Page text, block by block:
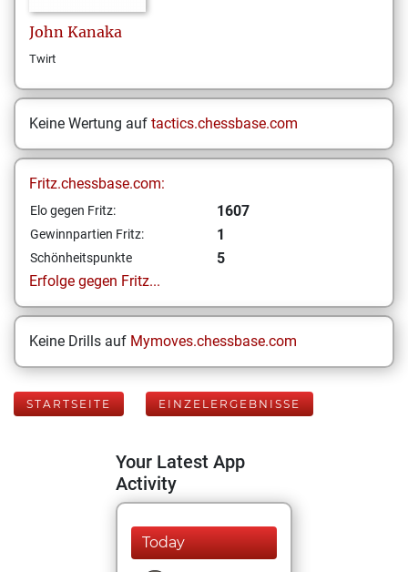
John Kanaka
Twirt
Keine Wertung auf tactics.chessbase.com
Fritz.chessbase.com:
Elo gegen Fritz: 1607
Gewinnpartien Fritz: 1
Schönheitspunkte
5
Erfolge gegen Fritz...
Keine Drills auf Mymoves.chessbase.com
STARTSEITE EINZELERGEBNISSE
Your Latest App
Activity
Today